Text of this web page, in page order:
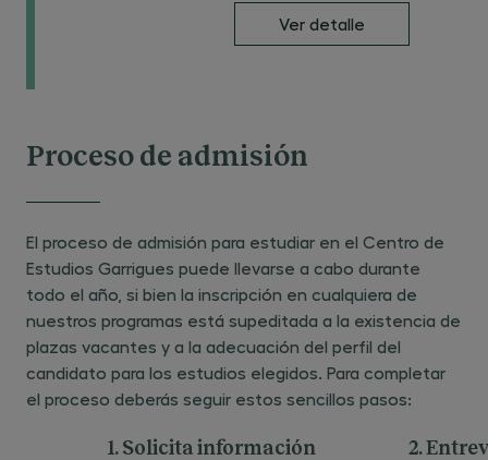
Ver detalle
Proceso de admisión
El proceso de admisión para estudiar en el Centro de
Estudios Garrigues puede llevarse a cabo durante
todo el año, si bien la inscripción en cualquiera de
nuestros programas está supeditada a la existencia de
plazas vacantes y a la adecuación del perfil del
candidato para los estudios elegidos. Para completar
el proceso deberás seguir estos sencillos pasos:
1. Solicita información
2.